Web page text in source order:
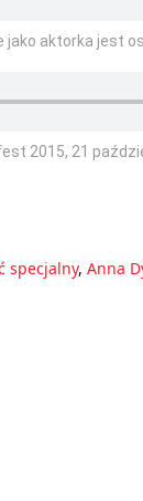
jako aktorka jest
2015, 21
specjalny, Anna